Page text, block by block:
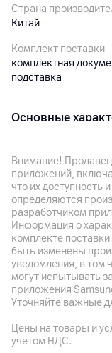
Страна
Китай
Комплект поставки
комплектная
подставка
Основные
Ноутбук с макс.
Цвет
Серебристый
Габариты
240 х 210 х 50 мм
Вес
610г
Особенности
регулируемый
устройства: упор и
Внимание!
приложений,
что их доступность
определяются
разработчиком
Информация о
комплекте
быть изменены
уведомления, в том
могут испытывать
приложения
Уточняйте важные
Цены на товары и
учетом НДС.